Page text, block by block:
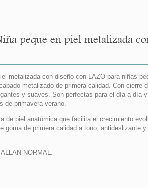
peque en piel metalizada
metalizada con diseño con LAZO para niñas
metalizado de primera calidad. Con cierre
y suaves. Son perfectas para el día a día
de primavera-verano.
de piel anatómica que facilita el crecimiento
goma de primera calidad a tono, antideslizante
NORMAL.